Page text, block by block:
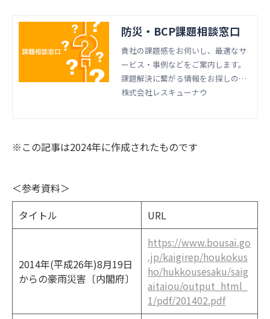
防災・BCP課題相談窓口
貴社の課題感をお伺いし、最適なサ
ービス・事例などをご案内します。
課題解決に繋がる情報をお探しのお
客様は、お気軽にご相談ください。
株式会社レスキューナウ
※この記事は2024年に作成されたものです
＜参考資料＞
タイトル
URL
2014年(平成26年)8月19日
からの豪雨災害〔内閣府〕
https://www.bousai.go
.jp/kaigirep/houkokus
ho/hukkousesaku/saig
aitaiou/output_html_
1/pdf/201402.pdf